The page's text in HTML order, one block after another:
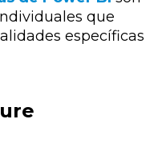
que
específicas